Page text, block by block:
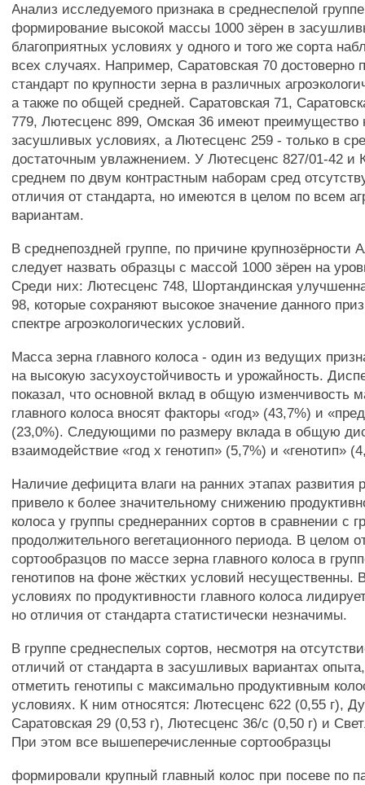
Анализ исследуемого признака в среднеспелой
формирование высокой массы 1000 зёрен в
благоприятных условиях у одного и того же сорта
всех случаях. Например, Саратовская 70 достоверно
стандарт по крупности зерна в различных
а также по общей средней. Саратовская 71,
779, Лютесценс 899, Омская 36 имеют преимущество
засушливых условиях, а Лютесценс 259 - только в
достаточным увлажнением. У Лютесценс 827/01-42 и
среднем по двум контрастным наборам сред
отличия от стандарта, но имеются в целом по всем
вариантам.
В среднепоздней группе, по причине крупнозёрности
следует назвать образцы с массой 1000 зёрен на
Среди них: Лютесценс 748, Шортандинская
98, которые сохраняют высокое значение данного
спектре агроэкологических условий.
Масса зерна главного колоса - один из ведущих
на высокую засухоустойчивость и урожайность.
показал, что основной вклад в общую изменчивость
главного колоса вносят факторы «год» (43,7%) и
(23,0%). Следующими по размеру вклада в общую
взаимодействие «год х генотип» (5,7%) и «генотип»
Наличие дефицита влаги на ранних этапах развития
привело к более значительному снижению
колоса у группы среднеранних сортов в сравнении с
продолжительного вегетационного периода. В целом
сортообразцов по массе зерна главного колоса в
генотипов на фоне жёстких условий несущественны.
условиях по продуктивности главного колоса
но отличия от стандарта статистически незначимы.
В группе среднеспелых сортов, несмотря на
отличий от стандарта в засушливых вариантах
отметить генотипы с максимально продуктивным
условиях. К ним относятся: Лютесценс 622 (0,55 г),
Саратовская 29 (0,53 г), Лютесценс 36/с (0,50 г) и
При этом все вышеперечисленные сортообразцы
формировали крупный главный колос при посеве по